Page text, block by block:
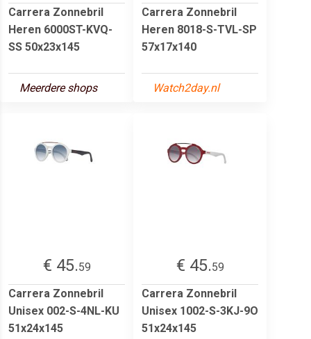
Carrera Zonnebril
Heren 6000ST-KVQ-
SS 50x23x145
Meerdere shops
Carrera Zonnebril
Heren 8018-S-TVL-SP
57x17x140
Watch2day.nl
€ 45.59
Carrera Zonnebril
Unisex 002-S-4NL-KU
51x24x145
€ 45.59
Carrera Zonnebril
Unisex 1002-S-3KJ-9O
51x24x145